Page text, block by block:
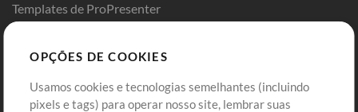
Templates de ProPresenter
Comprar Créditos
Entre
OPÇÕES DE COOKIES
Usamos cookies e tecnologias semelhantes (incluindo
pixels e tags) para operar nosso site, lembrar suas